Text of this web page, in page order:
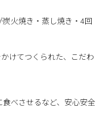
火焼き・蒸し焼き・4回
けてつくられた、こだわ
べさせるなど、安心安全